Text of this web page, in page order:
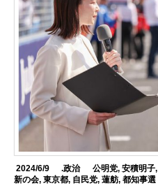
2024/6/9 .政治 公明党, 安積明子,
新の会,東京都, 自民党,蓮舫,都知事選